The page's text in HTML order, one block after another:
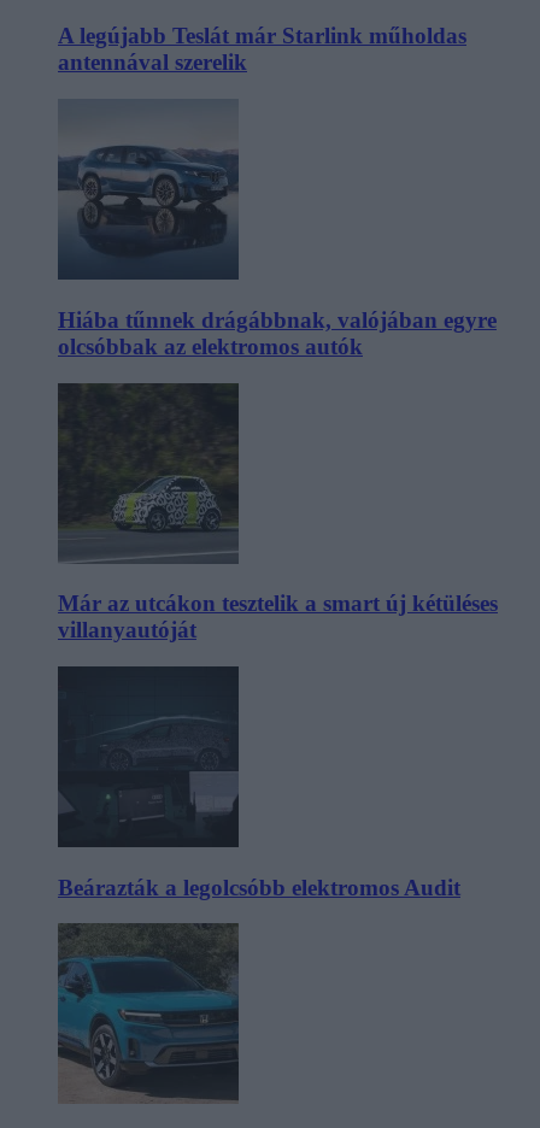
A legújabb Teslát már Starlink műholdas
antennával szerelik
Hiába tűnnek drágábbnak, valójában egyre
olcsóbbak az elektromos autók
Már az utcákon tesztelik a smart új kétüléses
villanyautóját
Beárazták a legolcsóbb elektromos Audit